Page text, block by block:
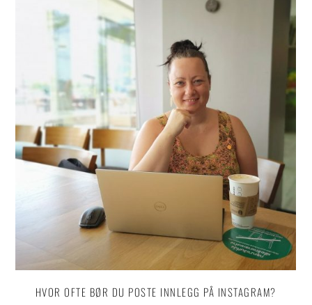
HVOR OFTE BØR DU POSTE INNLEGG PÅ INSTAGRAM?